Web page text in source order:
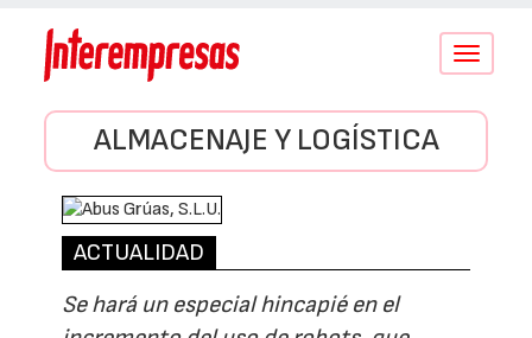
Conmutar
ALMACENAJE Y LOGÍSTICA
ACTUALIDAD
Se hará un especial hincapié en el